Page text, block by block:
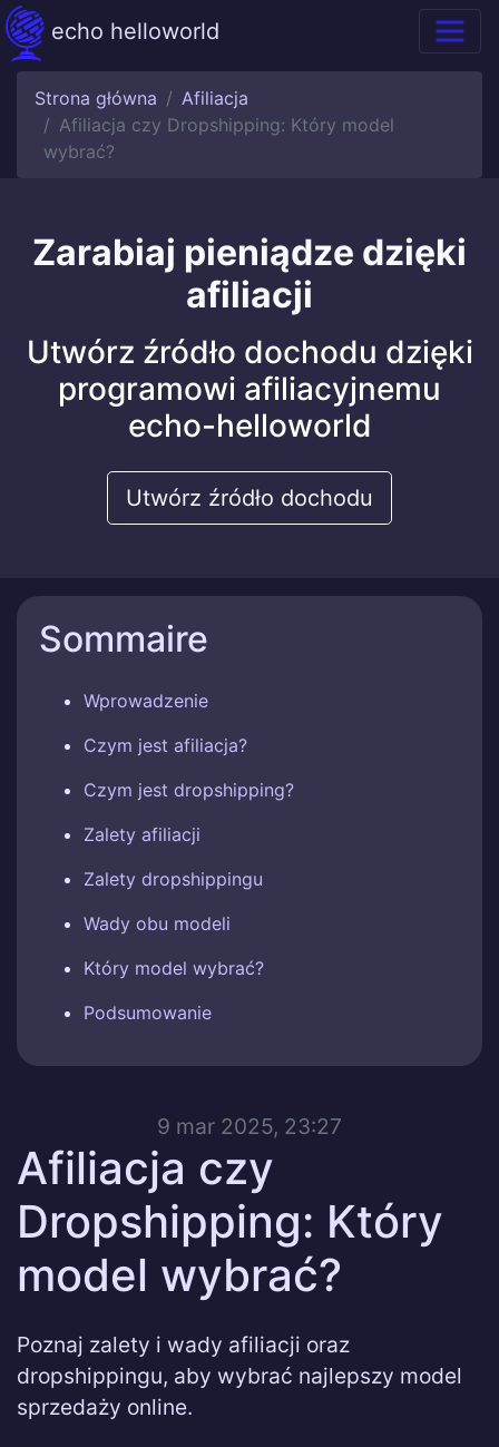
echo helloworld
Strona główna
Afiliacja
Afiliacja czy Dropshipping: Który model
wybrać?
Zarabiaj pieniądze dzięki
afiliacji
Utwórz źródło dochodu dzięki
programowi afiliacyjnemu
echo-helloworld
Utwórz źródło dochodu
Sommaire
Wprowadzenie
Czym jest afiliacja?
Czym jest dropshipping?
Zalety afiliacji
Zalety dropshippingu
Wady obu modeli
Który model wybrać?
Podsumowanie
9 mar 2025, 23:27
Afiliacja czy
Dropshipping: Który
model wybrać?
Poznaj zalety i wady afiliacji oraz
dropshippingu, aby wybrać najlepszy model
sprzedaży online.